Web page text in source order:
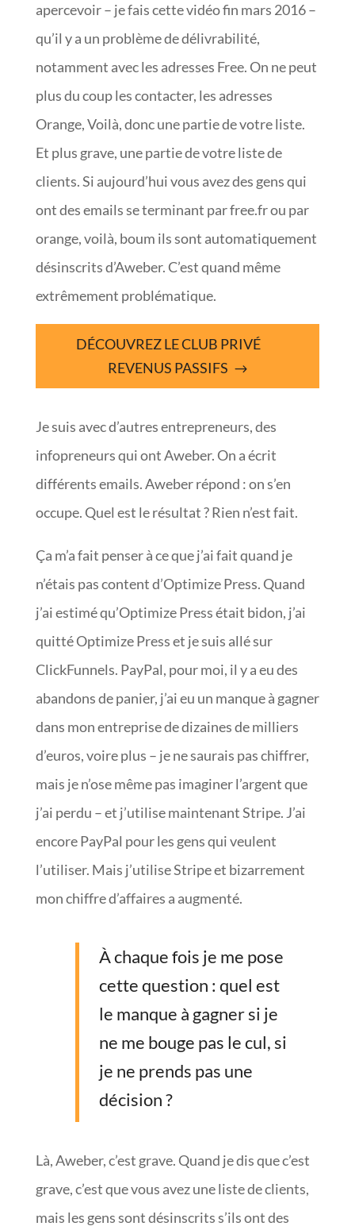
apercevoir – je fais cette vidéo fin mars 2016 –
qu’il y a un problème de délivrabilité,
notamment avec les adresses Free. On ne peut
plus du coup les contacter, les adresses
Orange, Voilà, donc une partie de votre liste.
Et plus grave, une partie de votre liste de
clients. Si aujourd’hui vous avez des gens qui
ont des emails se terminant par free.fr ou par
orange, voilà, boum ils sont automatiquement
désinscrits d’Aweber. C’est quand même
extrêmement problématique.
DÉCOUVREZ LE CLUB PRIVÉ
REVENUS PASSIFS
Je suis avec d’autres entrepreneurs, des
infopreneurs qui ont Aweber. On a écrit
différents emails. Aweber répond : on s’en
occupe. Quel est le résultat ? Rien n’est fait.
Ça m’a fait penser à ce que j’ai fait quand je
n’étais pas content d’Optimize Press. Quand
j’ai estimé qu’Optimize Press était bidon, j’ai
quitté Optimize Press et je suis allé sur
ClickFunnels. PayPal, pour moi, il y a eu des
abandons de panier, j’ai eu un manque à gagner
dans mon entreprise de dizaines de milliers
d’euros, voire plus – je ne saurais pas chiffrer,
mais je n’ose même pas imaginer l’argent que
j’ai perdu – et j’utilise maintenant Stripe. J’ai
encore PayPal pour les gens qui veulent
l’utiliser. Mais j’utilise Stripe et bizarrement
mon chiffre d’affaires a augmenté.
À chaque fois je me pose
cette question : quel est
le manque à gagner si je
ne me bouge pas le cul, si
je ne prends pas une
décision ?
Là, Aweber, c’est grave. Quand je dis que c’est
grave, c’est que vous avez une liste de clients,
mais les gens sont désinscrits s’ils ont des